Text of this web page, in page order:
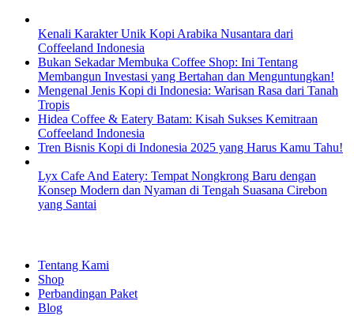
Kenali Karakter Unik Kopi Arabika Nusantara dari
Coffeeland Indonesia
Bukan Sekadar Membuka Coffee Shop: Ini Tentang
Membangun Investasi yang Bertahan dan Menguntungkan!
Mengenal Jenis Kopi di Indonesia: Warisan Rasa dari Tanah
Tropis
Hidea Coffee & Eatery Batam: Kisah Sukses Kemitraan
Coffeeland Indonesia
Tren Bisnis Kopi di Indonesia 2025 yang Harus Kamu Tahu!
Lyx Cafe And Eatery: Tempat Nongkrong Baru dengan
Konsep Modern dan Nyaman di Tengah Suasana Cirebon
yang Santai
Tentang Kami
Shop
Perbandingan Paket
Blog